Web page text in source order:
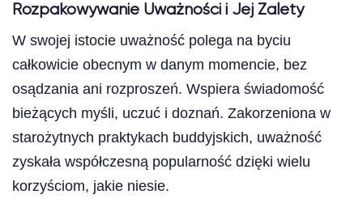
Rozpakowywanie Uważności i Jej Zalety
W swojej istocie uważność polega na byciu
całkowicie obecnym w danym momencie, bez
osądzania ani rozproszeń. Wspiera świadomość
bieżących myśli, uczuć i doznań. Zakorzeniona w
starożytnych praktykach buddyjskich, uważność
zyskała współczesną popularność dzięki wielu
korzyściom, jakie niesie.